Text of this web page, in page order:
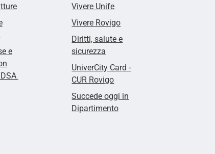
e
Vivere Unife
Vivere Rovigo
Diritti, salute e
sicurezza
UniverCity Card -
CUR Rovigo
Succede oggi in
Dipartimento